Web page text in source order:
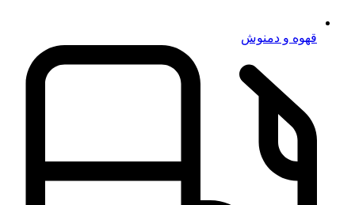
قهوه و دمنوش